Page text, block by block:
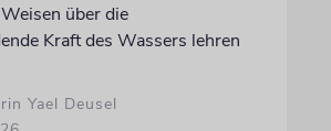
über die
Kraft des Wassers lehren
Yael Deusel